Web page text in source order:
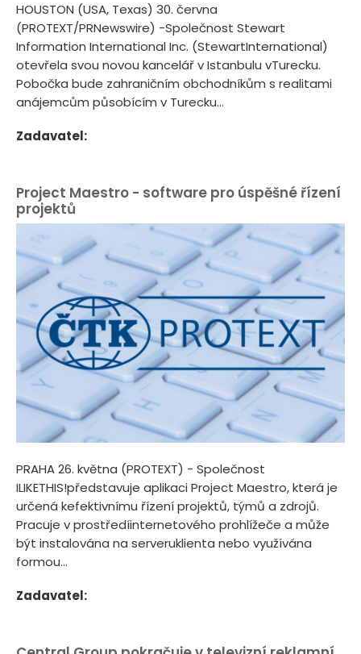
HOUSTON (USA, Texas) 30. června
(PROTEXT/PRNewswire) -Společnost Stewart
Information International Inc. (StewartInternational)
otevřela svou novou kancelář v Istanbulu vTurecku.
Pobočka bude zahraničním obchodníkům s realitami
anájemcům působícím v Turecku...
Zadavatel:
Project Maestro - software pro úspěšné řízení
projektů
PRAHA 26. května (PROTEXT) - Společnost
ILIKETHIS!představuje aplikaci Project Maestro, která je
určená kefektivnímu řízení projektů, týmů a zdrojů.
Pracuje v prostředíinternetového prohlížeče a může
být instalována na serveruklienta nebo využívána
formou...
Zadavatel: